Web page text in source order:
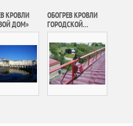
КРОВЛИ
ДОМ»
ОБОГРЕВ КРОВЛИ
ГОРОДСКОЙ
КЛИНИЧЕСКОЙ
БОЛЬНИЦЫ №54